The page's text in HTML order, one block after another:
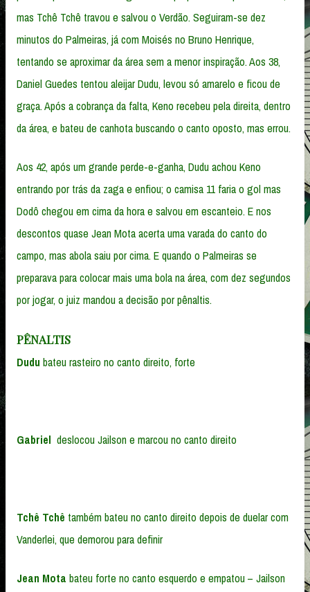
mas Tchê Tchê travou e salvou o Verdão. Seguiram-se dez
minutos do Palmeiras, já com Moisés no Bruno Henrique,
tentando se aproximar da área sem a menor inspiração. Aos 38,
Daniel Guedes tentou aleijar Dudu, levou só amarelo e ficou de
graça. Após a cobrança da falta, Keno recebeu pela direita, dentro
da área, e bateu de canhota buscando o canto oposto, mas errou.
Aos 42, após um grande perde-e-ganha, Dudu achou Keno
entrando por trás da zaga e enfiou; o camisa 11 faria o gol mas
Dodô chegou em cima da hora e salvou em escanteio. E nos
descontos quase Jean Mota acerta uma varada do canto do
campo, mas abola saiu por cima. E quando o Palmeiras se
preparava para colocar mais uma bola na área, com dez segundos
por jogar, o juiz mandou a decisão por pênaltis.
PÊNALTIS
Dudu bateu rasteiro no canto direito, forte
Gabriel deslocou Jailson e marcou no canto direito
Tchê Tchê também bateu no canto direito depois de duelar com
Vanderlei, que demorou para definir
Jean Mota bateu forte no canto esquerdo e empatou – Jailson